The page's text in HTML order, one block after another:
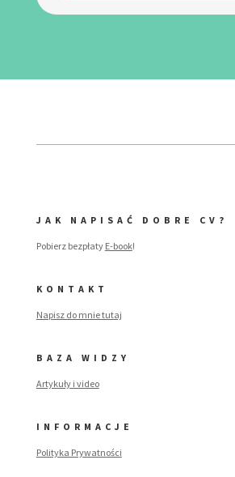
JAK NAPISAĆ DOBRE CV?
Pobierz bezpłaty E-book!
KONTAKT
Napisz do mnie tutaj
BAZA WIDZY
Artykuły i video
INFORMACJE
Polityka Prywatności